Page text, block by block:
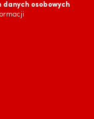
osobowych